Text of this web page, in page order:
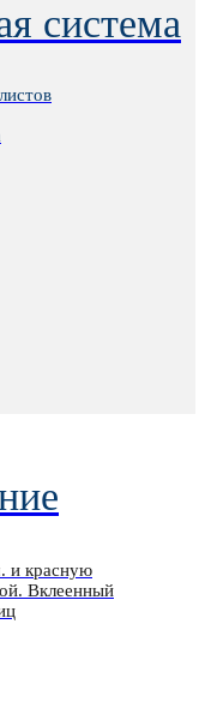
система
и красную
Вклеенный